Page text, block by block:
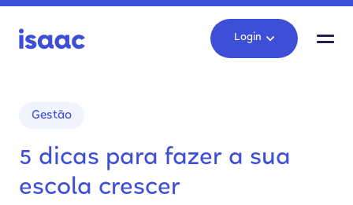
Login
Gestão
5 dicas para fazer a sua
escola crescer